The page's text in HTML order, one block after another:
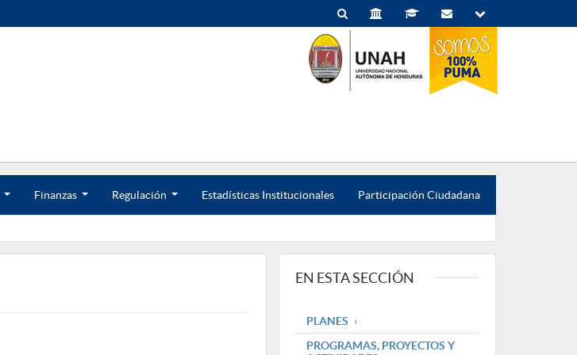
.
Finanzas
.
Regulación
.
Estadísticas Institucionales Participación Ciudadana
EN ESTA SECCIÓN
PLANES
PROGRAMAS, PROYECTOS Y